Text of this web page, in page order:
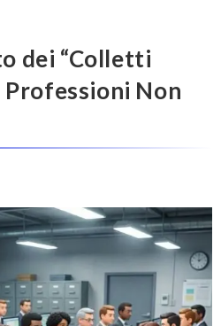
dei “Colletti
Professioni Non